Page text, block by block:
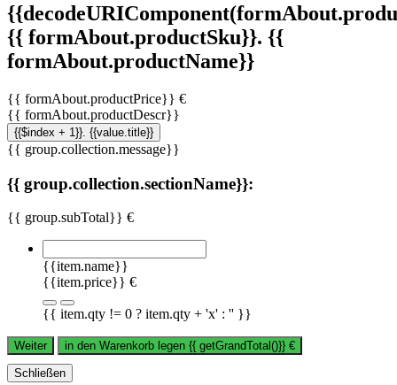
{{ formAbout.productSku}}. {{
formAbout.productName}}
{{ formAbout.productPrice}} €
{{ formAbout.productDescr}}
{{$index + 1}}. {{value.title}}
{{ group.collection.message}}
{{ group.collection.sectionName}}:
{{ group.subTotal}} €
{{item.name}}
{{item.price}} €
{{ item.qty != 0 ? item.qty + 'x' : '' }}
Weiter in den Warenkorb legen {{ getGrandTotal()}} €
Schließen